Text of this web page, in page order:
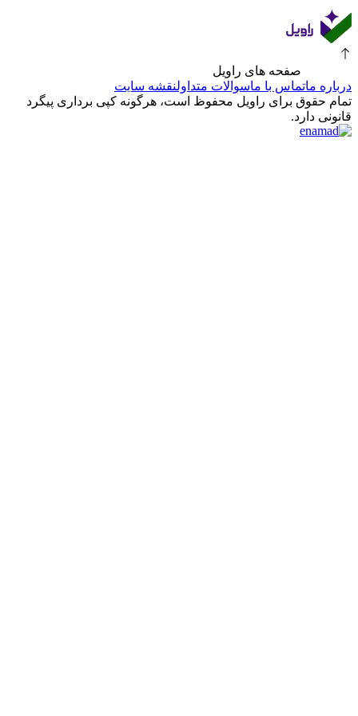
صفحه های راویل
درباره ماتماس با ماسوالات متداولنقشه سایت
تمام حقوق برای راویل محفوظ است، هرگونه کپی برداری پیگرد
قانونی دارد.